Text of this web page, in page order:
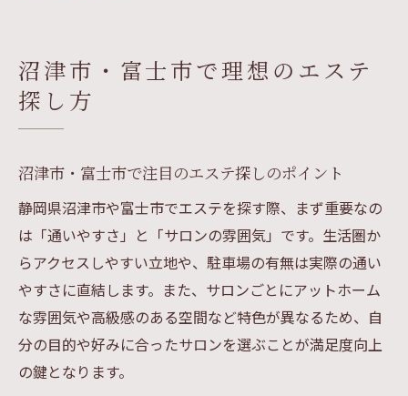
沼津市・富士市で理想のエステ
探し方
沼津市・富士市で注目のエステ探しのポイント
静岡県沼津市や富士市でエステを探す際、まず重要なの
は「通いやすさ」と「サロンの雰囲気」です。生活圏か
らアクセスしやすい立地や、駐車場の有無は実際の通い
やすさに直結します。また、サロンごとにアットホーム
な雰囲気や高級感のある空間など特色が異なるため、自
分の目的や好みに合ったサロンを選ぶことが満足度向上
の鍵となります。